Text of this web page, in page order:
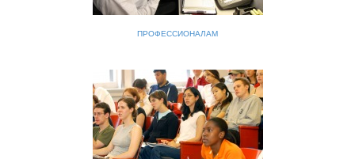
ПРОФЕССИОНАЛАМ